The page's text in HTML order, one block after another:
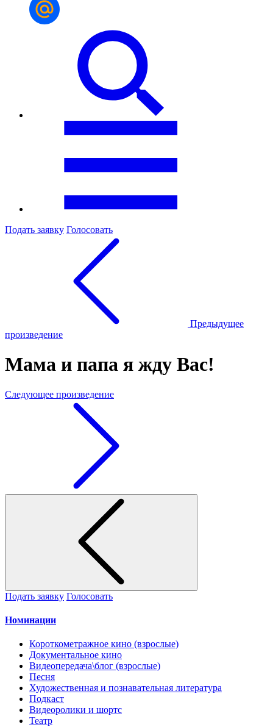
Подать заявку Голосовать
Предыдущее
произведение
Мама и папа я жду Вас!
Следующее произведение
Подать заявку Голосовать
Номинации
Короткометражное кино (взрослые)
Документальное кино
Видеопередача\блог (взрослые)
Песня
Художественная и познавательная литература
Подкаст
Видеоролики и шортс
Театр